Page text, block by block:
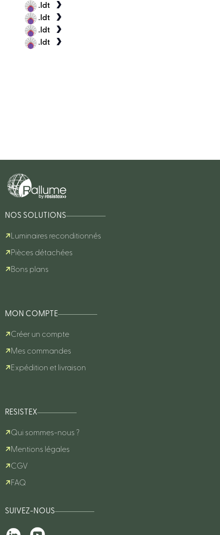
.ldt
.ldt
.ldt
.ldt
NOS SOLUTIONS
Luminaires reconditionnés
Pièces détachées
Bons plans
MON COMPTE
Créer un compte
Mes commandes
Expédition et livraison
RESISTEX
Qui sommes-nous ?
Mentions légales
CGV
FAQ
SUIVEZ-NOUS